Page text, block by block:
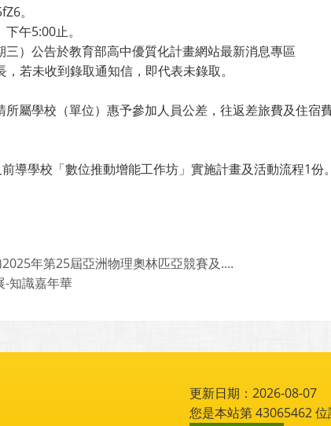
。
午5:00止。
）公告於教育部高中優質化計畫網站最新消息專區
若未收到錄取通知信，即代表未錄取。
屬學校（單位）惠予參加人員公差，往返差旅費及住宿
導學校「數位推動增能工作坊」實施計畫及活動流程1份。
年第25屆亞洲物理奧林匹亞競賽及....
-知識嘉年華
更新日期：2026-08-07
您是本站第43065462位